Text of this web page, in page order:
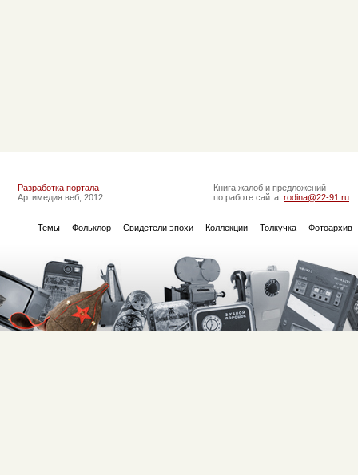
Разработка портала
Артимедия веб, 2012
Книга жалоб и предложений
по работе сайта: rodina@22-91.ru
Темы Фольклор Свидетели эпохи Коллекции Толкучка Фотоархив